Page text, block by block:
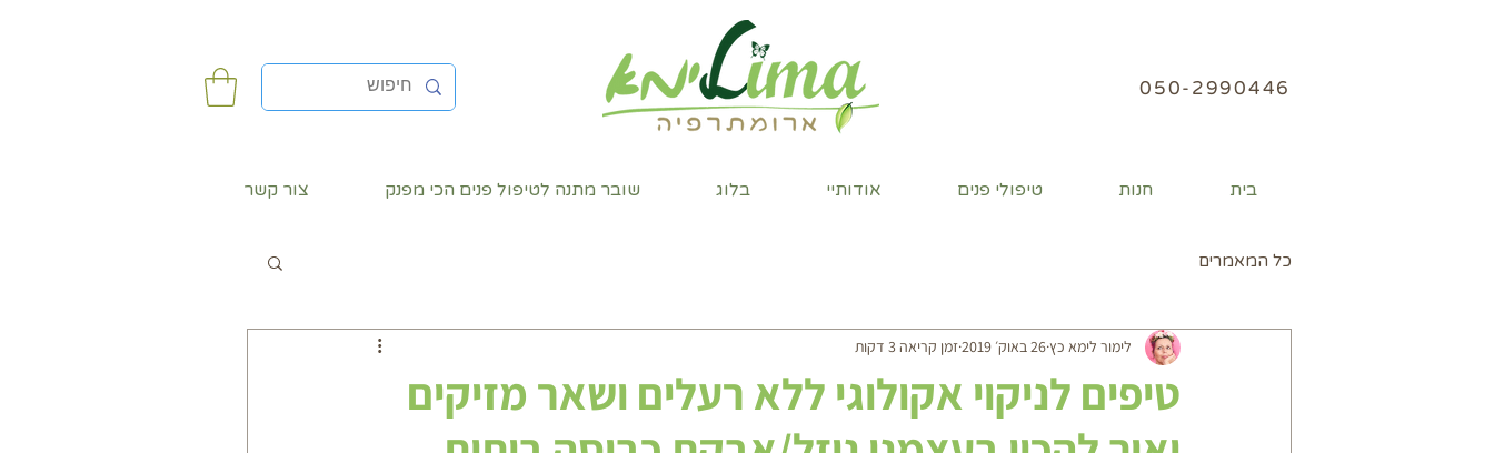
050-2990446
בית חנות טיפולי פנים אודותיי בלוג שובר מתנה לטיפול פנים הכי מפנק צור קשר
כל המאמרים
טיפים לניקוי אקולוגי ללא רעלים ושאר מזיקים
לימור לימא כץ26 באוק׳ 2019 זמן קריאה 3 דקות